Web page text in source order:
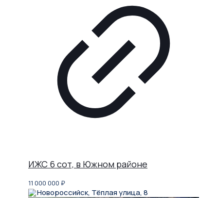
ИЖС 6 сот, в Южном районе
11 000 000 ₽
Новороссийск, Тёплая улица, 8